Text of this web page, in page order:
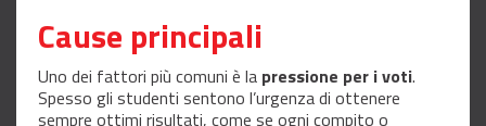
Cause principali
Uno dei fattori più comuni è la pressione per i voti.
Spesso gli studenti sentono l’urgenza di ottenere
sempre ottimi risultati, come se ogni compito o